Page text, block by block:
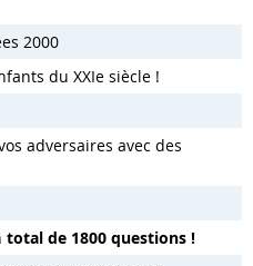
2000
du XXIe siècle !
adversaires avec des
total de 1800 questions !